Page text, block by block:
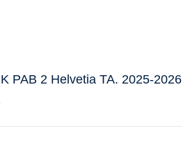
PAB 2 Helvetia TA. 2025-2026